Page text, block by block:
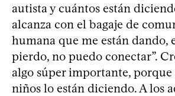
autista y cuántos están
alcanza con el bagaje de
humana que me están dando,
pierdo, no puedo conectar”.
algo súper importante,
niños lo están diciendo. A los